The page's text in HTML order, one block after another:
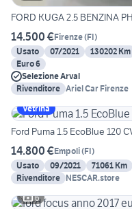
FORD KUGA 2.5 BENZINA
14.500 €Firenze(FI)
Usato
07/2021 130202 Km
Euro 6
Selezione Arval
Rivenditore Ariel Car Firenze
Vetrina
Ford Puma 1.5 EcoBlue 120
14.800 €Empoli(FI)
Usato
09/2021 71061 Km
Rivenditore NESCAR.store
6